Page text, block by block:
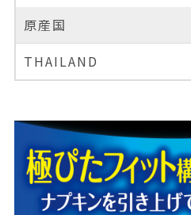
原産国
THAILAND